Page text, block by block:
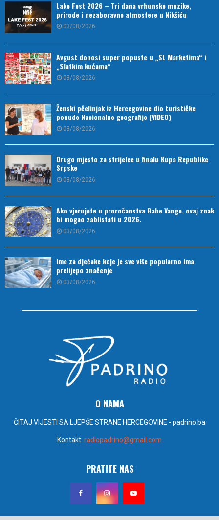
Lake Fest 2026 – Tri dana vrhunske muzike,
prirode i nezaboravne atmosfere u Nikšiću
03/08/2026
Avgust donosi super popuste u „SL Marketima“ i
„Slatkim kućama“
03/08/2026
Ženski pčelinjak iz Hercegovine dio turističke
ponude Nacionalne geografije (VIDEO)
03/08/2026
Drugo mjesto za strijelce u finalu Kupa Republike
Srpske
03/08/2026
Ako vjerujete u proročanstva Babe Vange, ovaj znak
bi mogao zablistati u 2026.
03/08/2026
Ime za dječake koje je sve više popularno ima
prelijepo značenje
03/08/2026
O NAMA
ČITAJ VIJESTI SA LJEPŠE STRANE HERCEGOVINE - padrino.ba
Kontakt: radiopadrino@gmail.com
PRATITE NAS